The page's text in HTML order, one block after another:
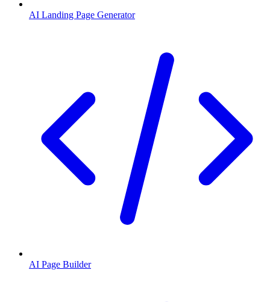
AI Landing Page Generator
AI Page Builder